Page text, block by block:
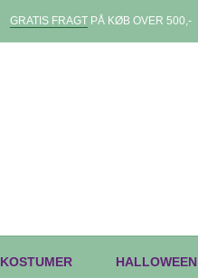
GRATIS FRAGTPÅ KØB OVER 500,-
KOSTUMER HALLOWEEN